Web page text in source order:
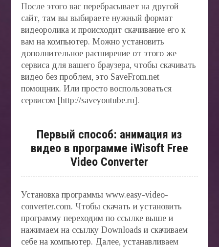
После этого вас перебрасывает на другой
сайт, там вы выбираете нужный формат
видеоролика и происходит скачивание его к
вам на компьютер. Можно установить
дополнительное расширение от этого же
сервиса для вашего браузера, чтобы скачивать
видео без проблем, это SaveFrom.net
помощник. Или просто воспользоваться
сервисом [http://saveyoutube.ru].
Первый способ: анимация из
видео в программе iWisoft Free
Video Converter
Установка программы www.easy-video-
converter.com. Чтобы скачать и установить
программу переходим по ссылке выше и
нажимаем на ссылку Downloads и скачиваем
себе на компьютер. Далее, устанавливаем